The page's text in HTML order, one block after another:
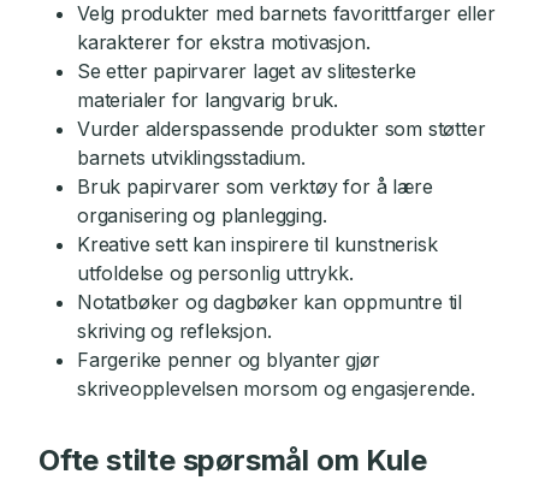
Velg produkter med barnets favorittfarger eller
karakterer for ekstra motivasjon.
Se etter papirvarer laget av slitesterke
materialer for langvarig bruk.
Vurder alderspassende produkter som støtter
barnets utviklingsstadium.
Bruk papirvarer som verktøy for å lære
organisering og planlegging.
Kreative sett kan inspirere til kunstnerisk
utfoldelse og personlig uttrykk.
Notatbøker og dagbøker kan oppmuntre til
skriving og refleksjon.
Fargerike penner og blyanter gjør
skriveopplevelsen morsom og engasjerende.
Ofte stilte spørsmål om Kule